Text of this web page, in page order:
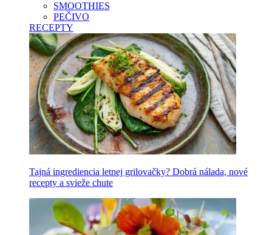
SMOOTHIES
PEČIVO
RECEPTY
Tajná ingrediencia letnej grilovačky? Dobrá nálada, nové
recepty a svieže chute